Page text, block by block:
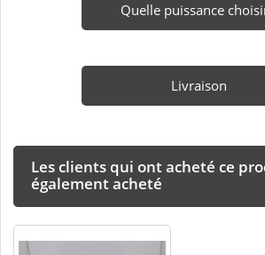
Quelle puissance
Livraison
Les clients qui ont acheté ce
également acheté